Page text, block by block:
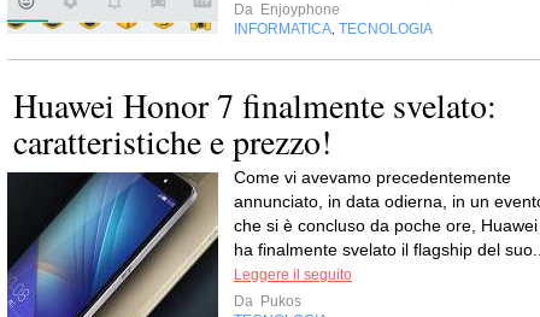
Da Enjoyphone
INFORMATICA TECNOLOGIA
Huawei Honor 7 finalmente svelato:
caratteristiche e prezzo!
Come vi avevamo precedentemente
annunciato, in data odierna, in un
che si è concluso da poche ore, Huawei
ha finalmente svelato il flagship del
Leggere il seguito
Da Pukos